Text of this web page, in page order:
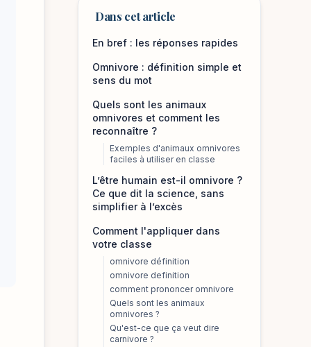
Dans cet article
En bref : les réponses rapides
Omnivore : définition simple et
sens du mot
Quels sont les animaux
omnivores et comment les
reconnaître ?
Exemples d'animaux omnivores
faciles à utiliser en classe
L’être humain est-il omnivore ?
Ce que dit la science, sans
simplifier à l’excès
Comment l'appliquer dans
votre classe
omnivore définition
omnivore definition
comment prononcer omnivore
Quels sont les animaux
omnivores ?
Qu'est-ce que ça veut dire
carnivore ?